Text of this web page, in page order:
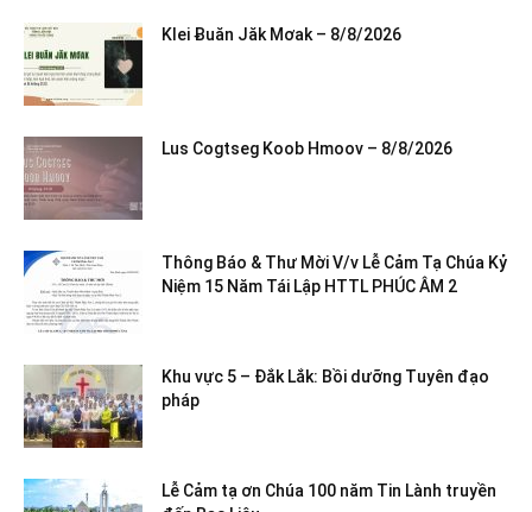
Klei Ƀuăn Jăk Mơak – 8/8/2026
Lus Cogtseg Koob Hmoov – 8/8/2026
Thông Báo & Thư Mời V/v Lễ Cảm Tạ Chúa Kỷ
Niệm 15 Năm Tái Lập HTTL PHÚC ÂM 2
Khu vực 5 – Đắk Lắk: Bồi dưỡng Tuyên đạo
pháp
Lễ Cảm tạ ơn Chúa 100 năm Tin Lành truyền